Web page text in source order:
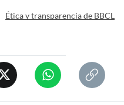
Ética y transparencia de BBCL